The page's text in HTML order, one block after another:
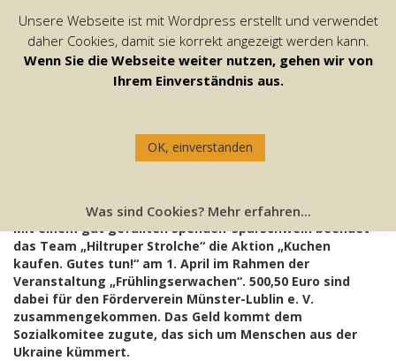
Redaktion Strolche / 0 Comments
Mit einem gut gefüllten Spenden-Sparschwein beendet
das Team „Hiltruper Strolche“ die Aktion „Kuchen
kaufen. Gutes tun!“ am 1. April im Rahmen der
Veranstaltung „Frühlingserwachen“. 500,50 Euro sind
dabei für den Förderverein Münster-Lublin e. V.
zusammengekommen. Das Geld kommt dem
Sozialkomitee zugute, das sich um Menschen aus der
Ukraine kümmert.
Unsere Webseite ist mit Wordpress erstellt und verwendet
daher Cookies, damit sie korrekt angezeigt werden kann.
Wenn Sie die Webseite weiter nutzen, gehen wir von
Ihrem Einverständnis aus.
OK, einverstanden
Was sind Cookies? Mehr erfahren...